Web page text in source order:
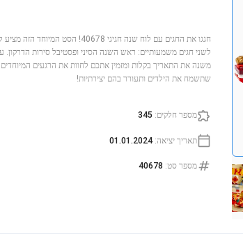
משנה את התאריך בקלות ומזמין אתכם לחוות את הרגעים
שתשמח את הילדים ותעורר בהם יצירתיות!
מספר חלקים:
345
תאריך יציאה:
01.01.2024
מספר סט:
40678